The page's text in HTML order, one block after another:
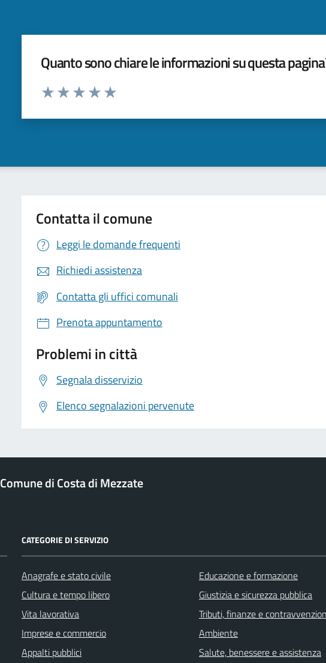
Quanto sono chiare le informazioni su questa
Valuta da 1 a 5 stelle la pagina
Contatta il comune
Leggi le domande frequenti
Richiedi assistenza
Contatta gli uffici comunali
Prenota appuntamento
Problemi in città
Segnala disservizio
Elenco segnalazioni pervenute
Comune di Costa di Mezzate
CATEGORIE DI SERVIZIO
Anagrafe e stato civile
Cultura e tempo libero
Vita lavorativa
Imprese e commercio
Appalti pubblici
Educazione e formazione
Giustizia e sicurezza pubblica
Tributi, finanze e
Ambiente
Salute, benessere e assistenza